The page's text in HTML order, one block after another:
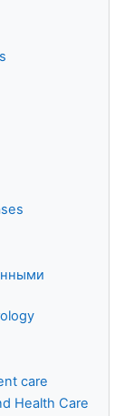
care
Health Care